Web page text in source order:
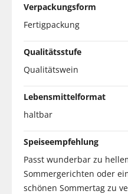
Verpackungsform
Fertigpackung
Qualitätsstufe
Qualitätswein
Lebensmittelformat
haltbar
Speiseempfehlung
Passt wunderbar zu
Sommergerichten oder
schönen Sommertag zu